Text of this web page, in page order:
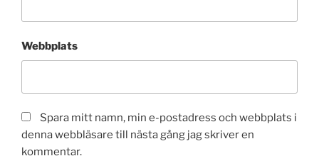
Webbplats
Spara mitt namn, min e-postadress och webbplats i
denna webbläsare till nästa gång jag skriver en
kommentar.